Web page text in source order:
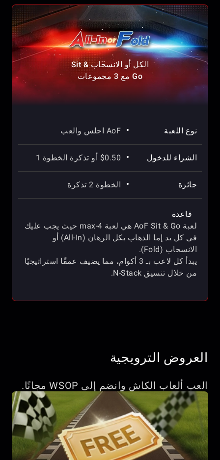
الكل أو الانسحاب Sit &
Go مع 3 مجموعات
نوع اللعبة AoF اجلس والعب
الشراء للدخول $0.50 أو تذكرة الخطوة 1
جائزة الخطوة 2 تذكرة
قاعدة
لعبة AoF Sit & Go هي لعبة 4-max حيث يجب عليك
في كل يد إما الذهاب بكل الرهان (All-In) أو
الانسحاب (Fold).
يبدأ كل لاعب بـ 3 أكوام، مما يضيف عمقًا استراتيجيًا
من خلال تنسيق N-Stack.
العروض الترويجية
العب ألعاب الكاش وانضم إلى WSOP مجانًا.